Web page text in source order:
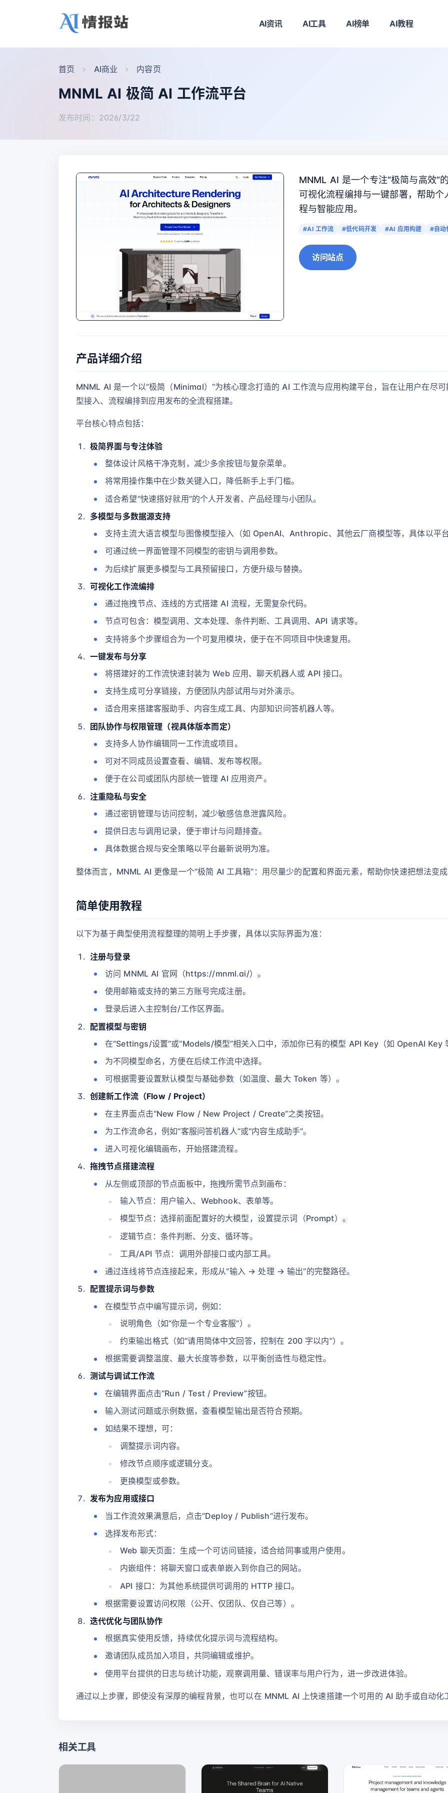
AI资讯 AI工具 AI榜单 AI教程
首页 AI商业 内容页
MNML AI 极简 AI 工作流平台
发布时间：2026/3/22
MNML AI 是一个专注“极简与高效”
可视化流程编排与一键部署，帮助
程与智能应用。
#AI 工作流 #低代码开发 #AI 应用构建 #自动
访问站点
产品详细介绍
MNML AI 是一个以“极简（Minimal）”为核心理念打造的 AI 工作流与应用构建平台，旨在让用户在尽
型接入、流程编排到应用发布的全流程搭建。
平台核心特点包括：
极简界面与专注体验
整体设计风格干净克制，减少多余按钮与复杂菜单。
将常用操作集中在少数关键入口，降低新手上手门槛。
适合希望“快速搭好就用”的个人开发者、产品经理与小团队。
多模型与多数据源支持
支持主流大语言模型与图像模型接入（如 OpenAI、Anthropic、其他云厂商模型等，具体以平
可通过统一界面管理不同模型的密钥与调用参数。
为后续扩展更多模型与工具预留接口，方便升级与替换。
可视化工作流编排
通过拖拽节点、连线的方式搭建 AI 流程，无需复杂代码。
节点可包含：模型调用、文本处理、条件判断、工具调用、API 请求等。
支持将多个步骤组合为一个可复用模块，便于在不同项目中快速复用。
一键发布与分享
将搭建好的工作流快速封装为 Web 应用、聊天机器人或 API 接口。
支持生成可分享链接，方便团队内部试用与对外演示。
适合用来搭建客服助手、内容生成工具、内部知识问答机器人等。
团队协作与权限管理（视具体版本而定）
支持多人协作编辑同一工作流或项目。
可对不同成员设置查看、编辑、发布等权限。
便于在公司或团队内部统一管理 AI 应用资产。
注重隐私与安全
通过密钥管理与访问控制，减少敏感信息泄露风险。
提供日志与调用记录，便于审计与问题排查。
具体数据合规与安全策略以平台最新说明为准。
整体而言，MNML AI 更像是一个“极简 AI 工具箱”：用尽量少的配置和界面元素，帮助你快速把想法变
简单使用教程
以下为基于典型使用流程整理的简明上手步骤，具体以实际界面为准：
注册与登录
访问 MNML AI 官网（https://mnml.ai/）。
使用邮箱或支持的第三方账号完成注册。
登录后进入主控制台/工作区界面。
配置模型与密钥
在“Settings/设置”或“Models/模型”相关入口中，添加你已有的模型 API Key（如 OpenAI Key
为不同模型命名，方便在后续工作流中选择。
可根据需要设置默认模型与基础参数（如温度、最大 Token 等）。
创建新工作流（Flow / Project）
在主界面点击“New Flow / New Project / Create”之类按钮。
为工作流命名，例如“客服问答机器人”或“内容生成助手”。
进入可视化编辑画布，开始搭建流程。
拖拽节点搭建流程
从左侧或顶部的节点面板中，拖拽所需节点到画布：
输入节点：用户输入、Webhook、表单等。
模型节点：选择前面配置好的大模型，设置提示词（Prompt）。
逻辑节点：条件判断、分支、循环等。
工具/API 节点：调用外部接口或内部工具。
通过连线将节点连接起来，形成从“输入 → 处理 → 输出”的完整路径。
配置提示词与参数
在模型节点中编写提示词，例如：
说明角色（如“你是一个专业客服”）。
约束输出格式（如“请用简体中文回答，控制在 200 字以内”）。
根据需要调整温度、最大长度等参数，以平衡创造性与稳定性。
测试与调试工作流
在编辑界面点击“Run / Test / Preview”按钮。
输入测试问题或示例数据，查看模型输出是否符合预期。
如结果不理想，可：
调整提示词内容。
修改节点顺序或逻辑分支。
更换模型或参数。
发布为应用或接口
当工作流效果满意后，点击“Deploy / Publish”进行发布。
选择发布形式：
Web 聊天页面：生成一个可访问链接，适合给同事或用户使用。
内嵌组件：将聊天窗口或表单嵌入到你自己的网站。
API 接口：为其他系统提供可调用的 HTTP 接口。
根据需要设置访问权限（公开、仅团队、仅自己等）。
迭代优化与团队协作
根据真实使用反馈，持续优化提示词与流程结构。
邀请团队成员加入项目，共同编辑或维护。
使用平台提供的日志与统计功能，观察调用量、错误率与用户行为，进一步改进体验。
通过以上步骤，即使没有深厚的编程背景，也可以在 MNML AI 上快速搭建一个可用的 AI 助手或自动
相关工具